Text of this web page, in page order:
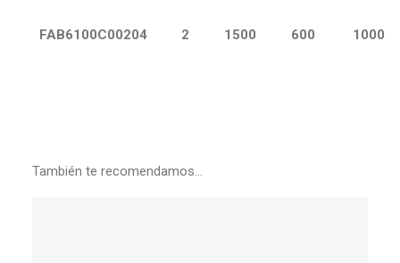
FAB6100C00204 2 1500 600 1000
También te recomendamos…